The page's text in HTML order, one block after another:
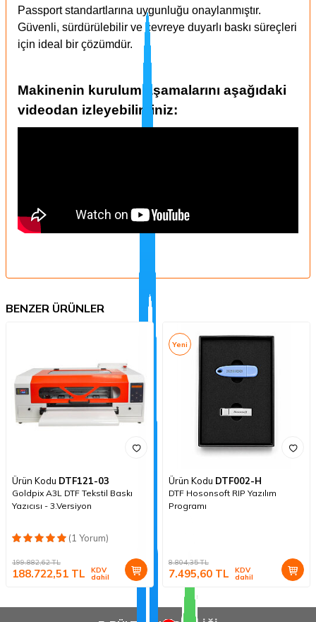
Passport standartlarına uygunluğu onaylanmıştır.
Güvenli, sürdürülebilir ve çevreye duyarlı baskı süreçleri
için ideal bir çözümdür.
Makinenin kurulum aşamalarını aşağıdaki
videodan izleyebilirsiniz:
BENZER ÜRÜNLER
Ürün Kodu DTF121-03
Goldpix A3L DTF Tekstil Baskı
Yazıcısı - 3.Versiyon
(1 Yorum)
199.882,62TL
188.722,51 TL KDV
dahil
Yeni
Ürün Kodu DTF002-H
DTF Hosonsoft RIP Yazılım
Programı
8.804,35TL
7.495,60 TL KDV
dahil